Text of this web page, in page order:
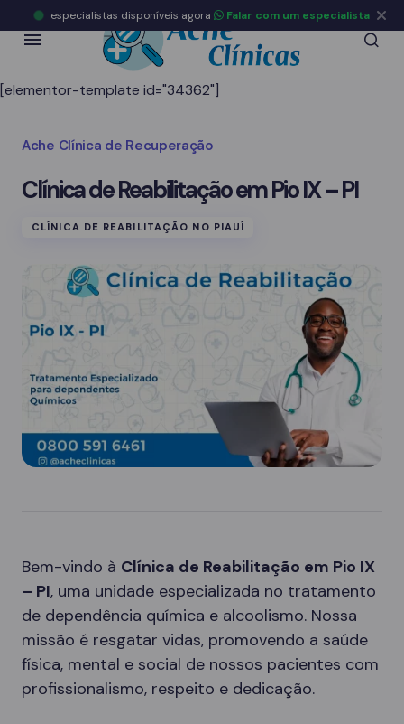
[elementor-template id="34362"]
Ache Clínica de Recuperação
Clínica de Reabilitação em Pio IX – PI
CLÍNICA DE REABILITAÇÃO NO PIAUÍ
Bem-vindo à Clínica de Reabilitação em Pio IX
– PI, uma unidade especializada no tratamento
de dependência química e alcoolismo. Nossa
missão é resgatar vidas, promovendo a saúde
física, mental e social de nossos pacientes com
profissionalismo, respeito e dedicação.
especialistas disponíveis agora Falar com um especialista